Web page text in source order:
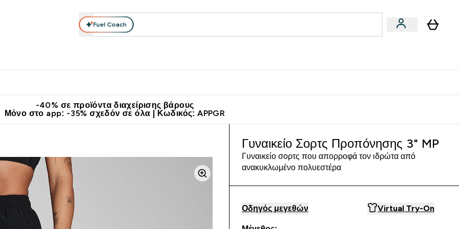
Fuel Coach
-40% σε προϊόντα διαχείρισης βάρους
Μόνο στο app: -35% σχεδόν σε όλα | Κωδικός: APPGR
Γυναικείο Σορτς Προπόνησης 3" MP
Γυναικείο σορτς που απορροφά τον ιδρώτα από
ανακυκλωμένο πολυεστέρα
Οδηγός μεγεθών Virtual Try-On